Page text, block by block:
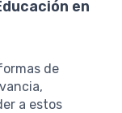
en
de
a estos